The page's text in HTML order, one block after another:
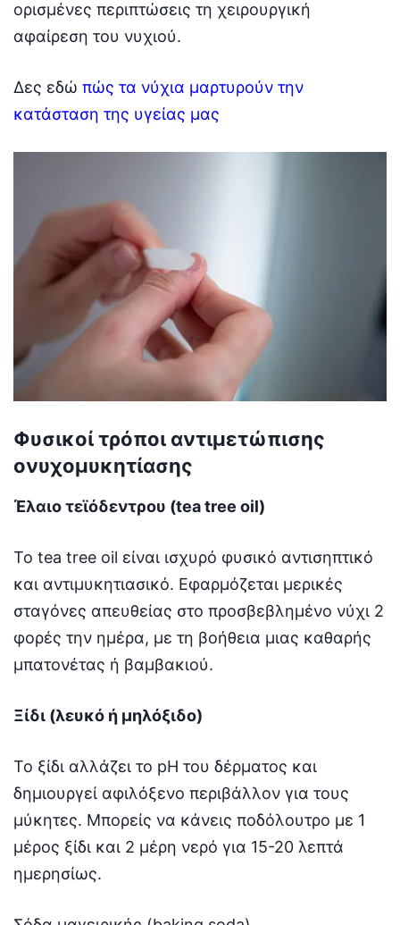
ορισμένες περιπτώσεις τη χειρουργική
αφαίρεση του νυχιού.
Δες εδώ πώς τα νύχια μαρτυρούν την
κατάσταση της υγείας μας
Φυσικοί τρόποι αντιμετώπισης
ονυχομυκητίασης
Έλαιο τεϊόδεντρου (tea tree oil)
Το tea tree oil είναι ισχυρό φυσικό αντισηπτικό
και αντιμυκητιασικό. Εφαρμόζεται μερικές
σταγόνες απευθείας στο προσβεβλημένο νύχι 2
φορές την ημέρα, με τη βοήθεια μιας καθαρής
μπατονέτας ή βαμβακιού.
Ξίδι (λευκό ή μηλόξιδο)
Το ξίδι αλλάζει το pH του δέρματος και
δημιουργεί αφιλόξενο περιβάλλον για τους
μύκητες. Μπορείς να κάνεις ποδόλουτρο με 1
μέρος ξίδι και 2 μέρη νερό για 15-20 λεπτά
ημερησίως.